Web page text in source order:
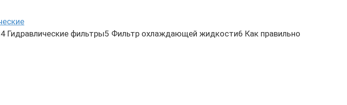
фильтры5 Фильтр охлаждающей жидкости6 Как правильно